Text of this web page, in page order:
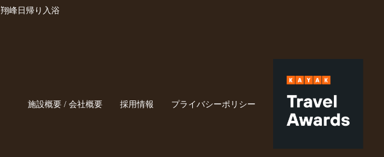
翔峰日帰り入浴
施設概要 / 会社概要 採用情報 プライバシーポリシー